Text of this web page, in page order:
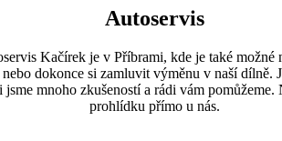
Autoservis
Kačírek je v Příbrami, kde je také možné
dokonce si zamluvit výměnu v naší dílně.
jsme mnoho zkušeností a rádi vám pomůžeme.
prohlídku přímo u nás.